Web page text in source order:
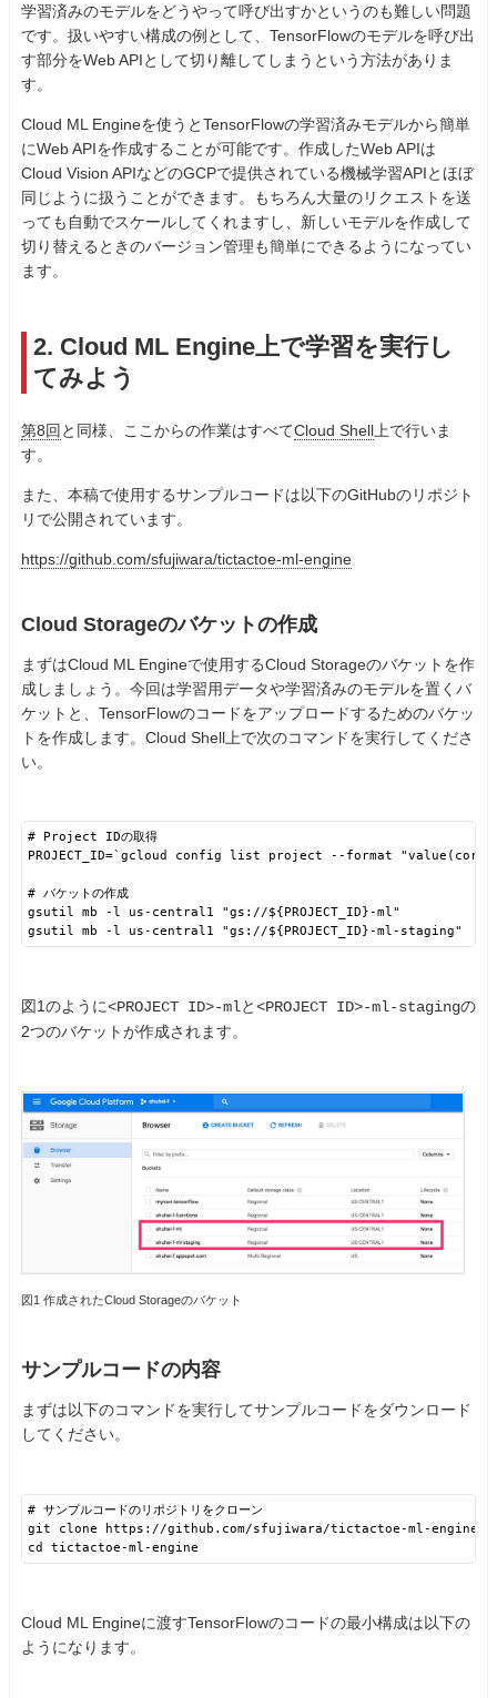
学習済みのモデルをどうやって呼び出すかというのも難しい問題
です。扱いやすい構成の例として、TensorFlowのモデルを呼び出
す部分をWeb APIとして切り離してしまうという方法がありま
す。
Cloud ML Engineを使うとTensorFlowの学習済みモデルから簡単
にWeb APIを作成することが可能です。作成したWeb APIは
Cloud Vision APIなどのGCPで提供されている機械学習APIとほぼ
同じように扱うことができます。もちろん大量のリクエストを送
っても自動でスケールしてくれますし、新しいモデルを作成して
切り替えるときのバージョン管理も簡単にできるようになってい
ます。
2. Cloud ML Engine上で学習を実行し
てみよう
第8回 と同様、ここからの作業はすべてCloud Shell 上で行いま
す。
また、本稿で使用するサンプルコードは以下のGitHubのリポジト
リで公開されています。
https://github.com/sfujiwara/tictactoe-ml-engine
Cloud Storageのバケットの作成
まずはCloud ML Engineで使用するCloud Storageのバケットを作
成しましょう。今回は学習用データや学習済みのモデルを置くバ
ケットと、TensorFlowのコードをアップロードするためのバケッ
トを作成します。Cloud Shell上で次のコマンドを実行してくださ
い。
# Project IDの取得
PROJECT_ID=`gcloud config list project --format
# バケットの作成
gsutil mb -l us-central1 "gs://${PROJECT_ID}-ml"
gsutil mb -l us-central1 "gs://${PROJECT_ID}-ml-staging"
図1のように<PROJECT ID>-mlと<PROJECT ID>-ml-stagingの
2つのバケットが作成されます。
図1 作成されたCloud Storageのバケット
サンプルコードの内容
まずは以下のコマンドを実行してサンプルコードをダウンロード
してください。
# サンプルコードのリポジトリをクローン
git clone https://github.com/sfujiwara/tictactoe-ml-
cd tictactoe-ml-engine
Cloud ML Engineに渡すTensorFlowのコードの最小構成は以下の
ようになります。